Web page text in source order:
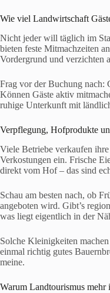
Wie viel Landwirtschaft
Nicht jeder will täglich im
bieten feste Mitmachzeiten
Vordergrund und verzichten
Frag vor der Buchung nach:
Können Gäste aktiv
ruhige Unterkunft mit
Verpflegung, Hofprodukte
Viele Betriebe verkaufen
Verkostungen ein. Frische
direkt vom Hof – das sind
Schau am besten nach, ob
angeboten wird. Gibt’s
was liegt eigentlich in der
Solche Kleinigkeiten
einmal richtig gutes
meine.
Warum Landtourismus mehr